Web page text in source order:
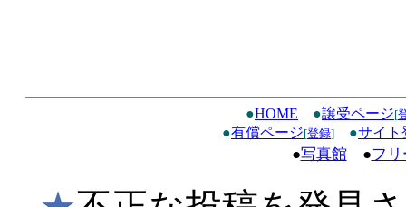
●HOME ●譲受ページ[
●有償ページ[登録] ●サイト
●写真館●フ